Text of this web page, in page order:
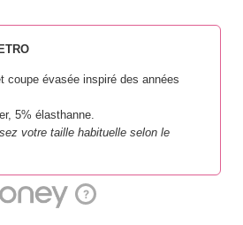
coupe évasée inspiré des années
5% élasthanne.
votre taille habituelle selon le
?